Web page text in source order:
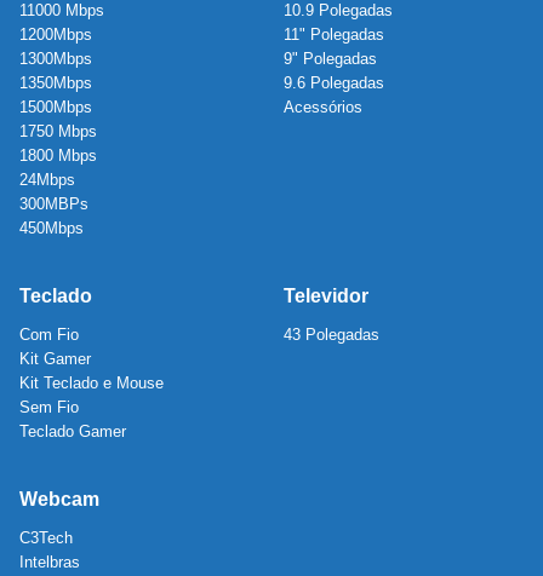
11000 Mbps
1200Mbps
1300Mbps
1350Mbps
1500Mbps
1750 Mbps
1800 Mbps
24Mbps
300MBPs
450Mbps
10.9 Polegadas
11" Polegadas
9" Polegadas
9.6 Polegadas
Acessórios
Teclado
Com Fio
Kit Gamer
Kit Teclado e Mouse
Sem Fio
Teclado Gamer
Televidor
43 Polegadas
Webcam
C3Tech
Intelbras